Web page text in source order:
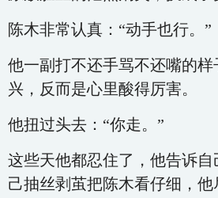
陈木非常认真：“动手也行。”
他一副打不还手骂不还嘴的
兴，反而是心里酸得厉害。
他扭过头去：“你走。”
这些天他都忍住了，他告诉自
己抽丝剥茧把陈木看仔细，